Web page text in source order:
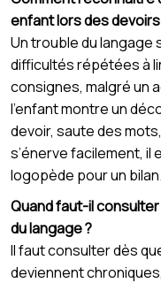
enfant lors des devoirs
Un trouble du
difficultés répétées à
consignes, malgré un
l’enfant montre un
devoir, saute des
s’énerve facilement, il
logopède pour un bilan.
Quand faut-il
du langage ?
Il faut consulter dès
deviennent